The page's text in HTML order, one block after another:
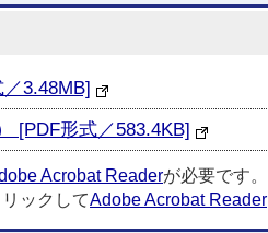
3.48MB]
[PDF形式／583.4KB]
Acrobat Readerが必要です。
ックしてAdobe Acrobat Reader